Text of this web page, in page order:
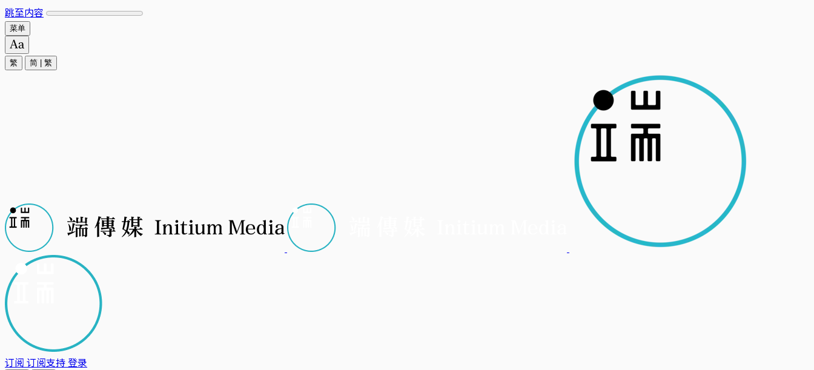
跳至内容
菜单
繁 简 繁
订阅 订阅支持登录